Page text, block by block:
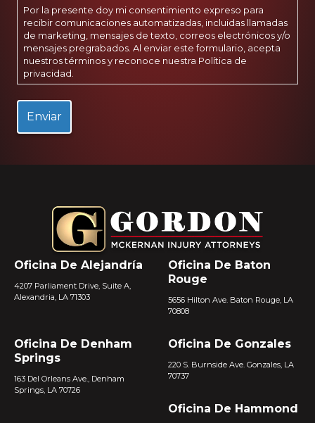
Por la presente doy mi consentimiento expreso para
recibir comunicaciones automatizadas, incluidas llamadas
de marketing, mensajes de texto, correos electrónicos y/o
mensajes pregrabados. Al enviar este formulario, acepta
nuestros términos y reconoce nuestra Política de
privacidad
Oficina De Alejandría
4207 Parliament Drive, Suite A,
Alexandria, LA 71303
Oficina De Baton
Rouge
5656 Hilton Ave. Baton Rouge, LA
70808
Oficina De Denham
Springs
163 Del Orleans Ave., Denham
Springs, LA 70726
Oficina De Gonzales
220 S. Burnside Ave. Gonzales, LA
70737
Oficina De Hammond